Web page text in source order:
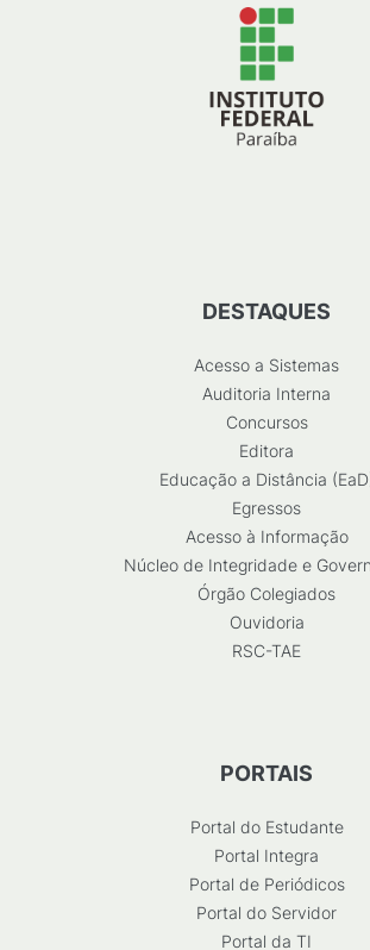
DESTAQUES
Acesso a Sistemas
Auditoria Interna
Concursos
Editora
Educação a Distância
Egressos
Acesso à Informação
Núcleo de Integridade e
Órgão Colegiados
Ouvidoria
RSC-TAE
PORTAIS
Portal do Estudante
Portal Integra
Portal de Periódicos
Portal do Servidor
Portal da TI